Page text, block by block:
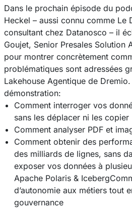
Dans le prochain épisode du
Heckel – aussi connu comme Le
consultant chez Datanosco – il
Goujet, Senior Presales Solution
pour montrer concrètement
problématiques sont adressées
Lakehouse Agentique de
démonstration:
Comment interroger vos
sans les déplacer ni les copier
Comment analyser PDF et
Comment obtenir des
des milliards de lignes, sans
exposer vos données à
Apache Polaris &
d’autonomie aux métiers tout
gouvernance